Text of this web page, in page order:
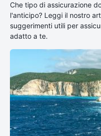
Che tipo di assicurazione
l'anticipo? Leggi il nostro
suggerimenti utili per
adatto a te.